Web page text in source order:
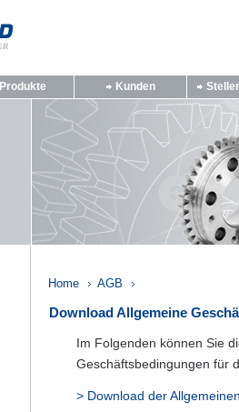
Produkte Kunden
Home AGB
Download Allgemeine
Im Folgenden können Sie
Geschäftsbedingungen für
> Download der